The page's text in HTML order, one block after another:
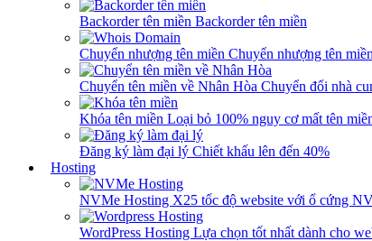
Backorder tên miền Backorder tên miền
Chuyển nhượng tên miền Chuyển nhượng tên miền
Chuyển tên miền về Nhân Hòa Chuyển đổi nhà
Khóa tên miền Loại bỏ 100% nguy cơ mất tên
Đăng ký làm đại lý Chiết khấu lên đến 40%
Hosting
NVMe Hosting X25 tốc độ website với ổ cứng
WordPress Hosting Lựa chọn tốt nhất dành cho